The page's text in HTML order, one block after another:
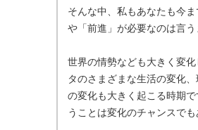
そんな中、私もあなたも今ま
や「前進」が必要なのは言う
世界の情勢なども大きく変
タのさまざまな生活の変化
の変化も大きく起こる時期
うことは変化のチャンスでも